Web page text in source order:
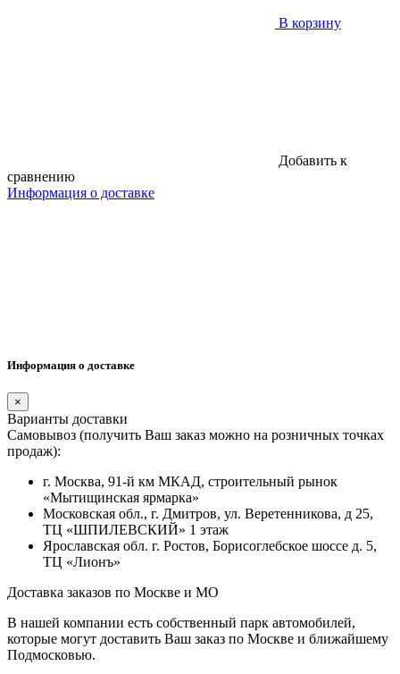
В корзину
Добавить к
сравнению
Информация о доставке
Информация о доставке
×
Варианты доставки
Самовывоз (получить Ваш заказ можно на розничных точках
продаж):
г. Москва, 91-й км МКАД, строительный рынок
«Мытищинская ярмарка»
Московская обл., г. Дмитров, ул. Веретенникова, д 25,
ТЦ «ШПИЛЕВСКИЙ» 1 этаж
Ярославская обл. г. Ростов, Борисоглебское шоссе д. 5,
ТЦ «Лионъ»
Доставка заказов по Москве и МО
В нашей компании есть собственный парк автомобилей,
которые могут доставить Ваш заказ по Москве и ближайшему
Подмосковью.